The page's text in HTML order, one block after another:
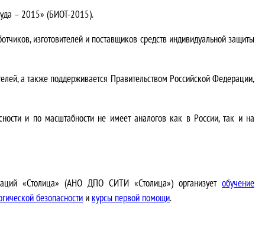
– 2015» (БИОТ-2015).
изготовителей и поставщиков средств индивидуальной защиты
а также поддерживается Правительством Российской Федерации,
и по масштабности не имеет аналогов как в России, так и на
«Столица» (АНО ДПО СИТИ «Столица») организует обучение
безопасности и курсы первой помощи.